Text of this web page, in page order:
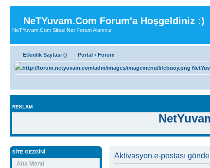
NeTYuvam.Com Forum'a Hoşgeldiniz :)
NeTYuvam.Com Sitesi Net Forum Alanınız
Etkinlik Sayfası () Portal • Forum
REKLAM
SITE GEZGINI
Ana Menü
Aktivasyon e-postası